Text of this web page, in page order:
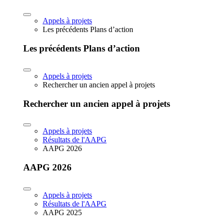
Appels à projets
Les précédents Plans d’action
Les précédents Plans d’action
Appels à projets
Rechercher un ancien appel à projets
Rechercher un ancien appel à projets
Appels à projets
Résultats de l'AAPG
AAPG 2026
AAPG 2026
Appels à projets
Résultats de l'AAPG
AAPG 2025